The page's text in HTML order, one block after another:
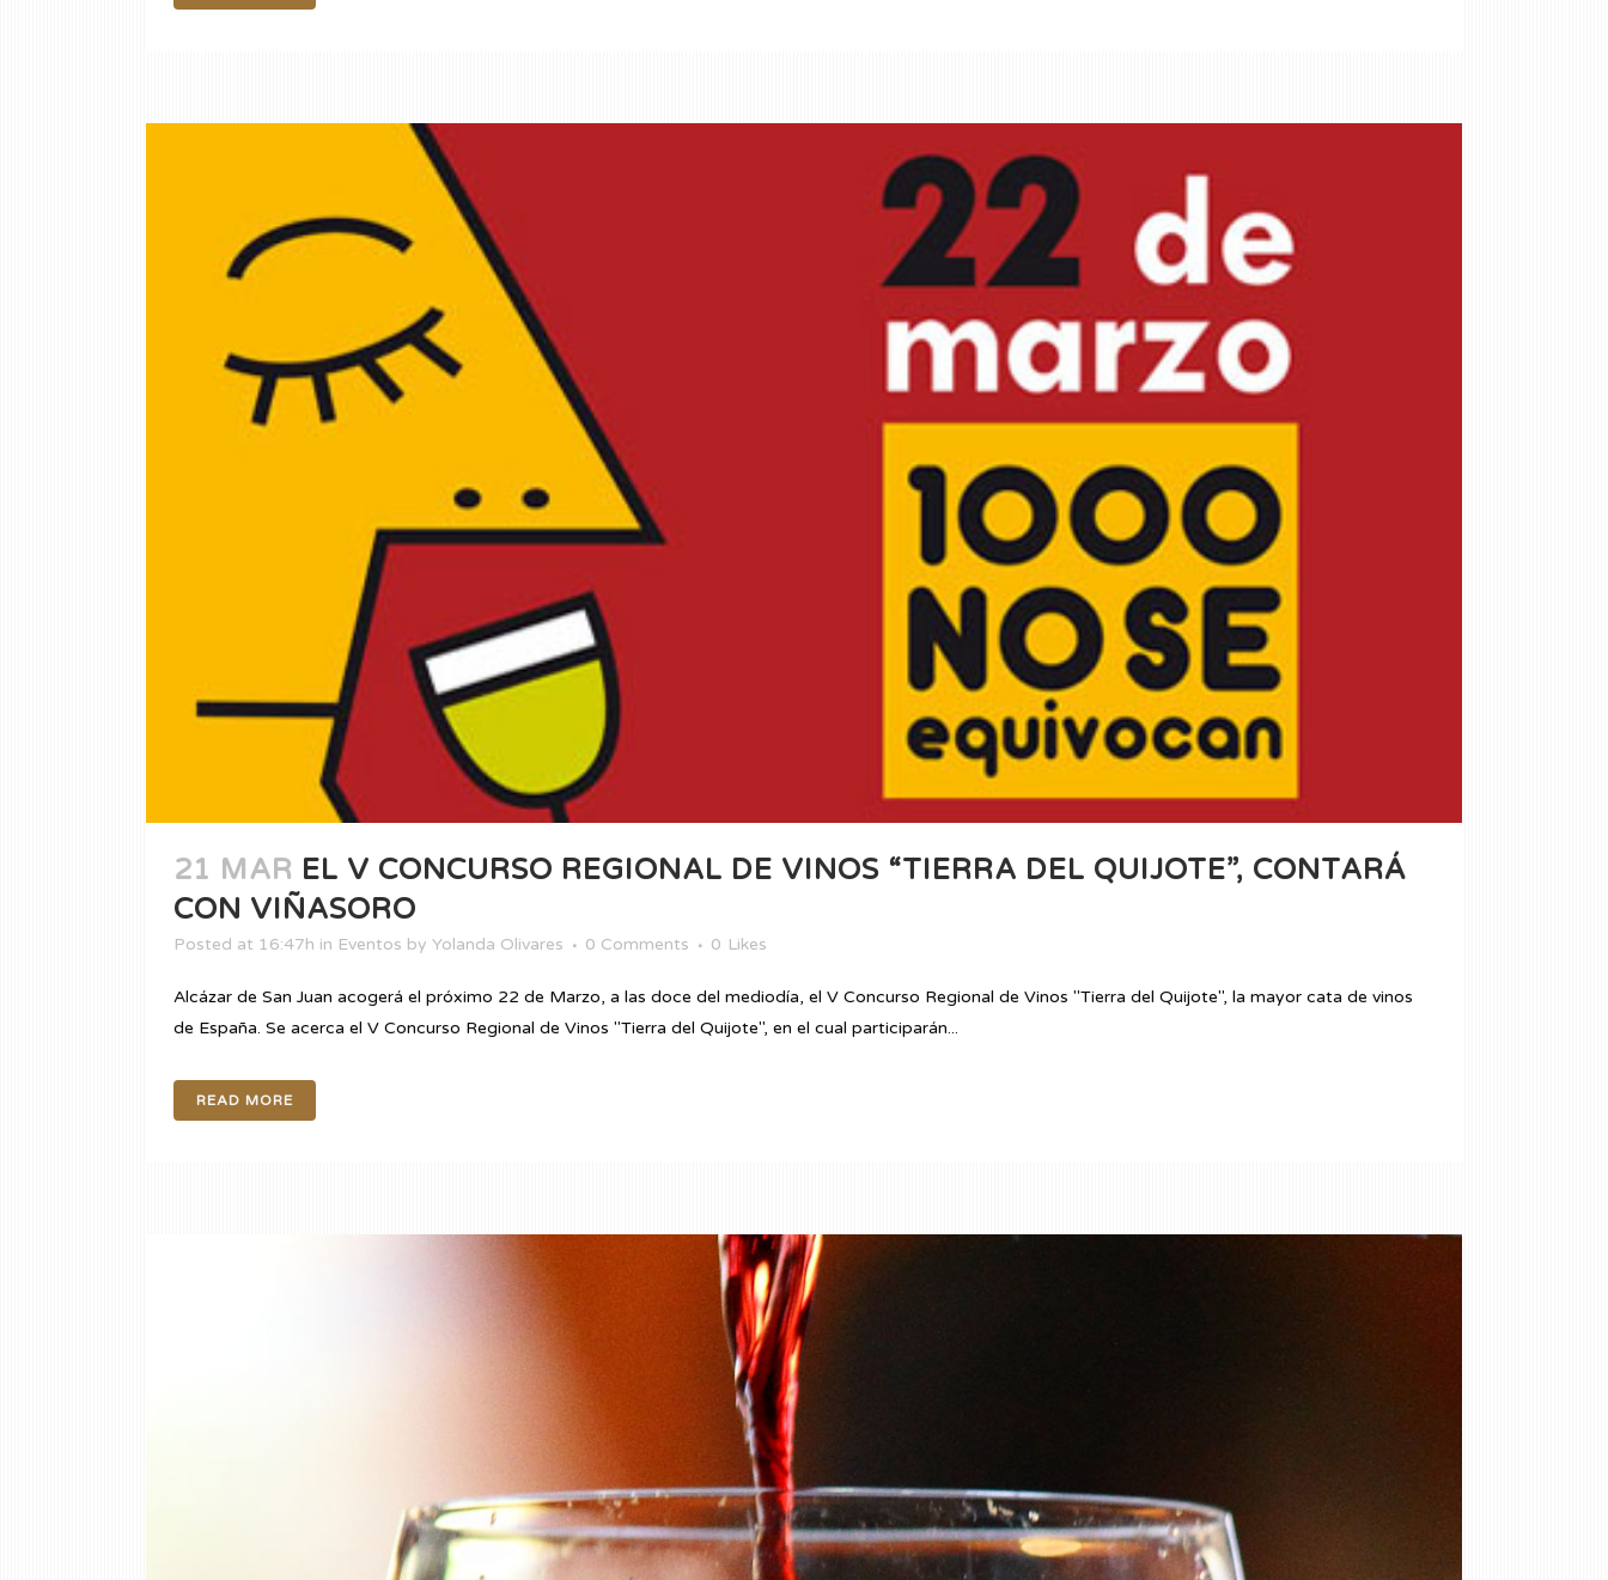
21 MAR EL V CONCURSO REGIONAL DE VINOS “TIERRA DEL QUIJOTE”, CONTARÁ
CON VIÑASORO
Posted at 16:47h in Eventos by Yolanda Olivares 0 Comments 0 Likes
Alcázar de San Juan acogerá el próximo 22 de Marzo, a las doce del mediodía, el V Concurso Regional de Vinos "Tierra del Quijote", la mayor cata de vinos
de España. Se acerca el V Concurso Regional de Vinos "Tierra del Quijote", en el cual participarán...
READ MORE